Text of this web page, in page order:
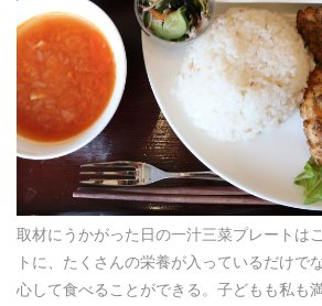
取材にうかがった日の一汁三菜プレートは
トに、たくさんの栄養が入っているだけで
心して食べることができる。子どもも私も